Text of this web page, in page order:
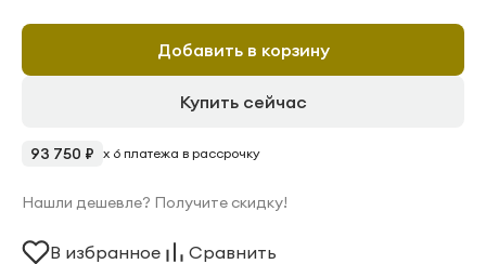
Добавить в корзину
Купить сейчас
93 750 ₽ x 6 платежа в рассрочку
Нашли дешевле? Получите скидку!
В избранное Сравнить